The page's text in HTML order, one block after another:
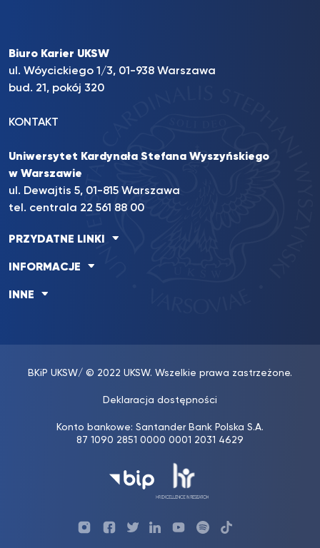
Biuro Karier UKSW
ul. Wóycickiego 1/3, 01-938 Warszawa
bud. 21, pokój 320
KONTAKT
Uniwersytet Kardynała Stefana Wyszyńskiego
w Warszawie
ul. Dewajtis 5, 01-815 Warszawa
tel. centrala 22 561 88 00
PRZYDATNE LINKI
INFORMACJE
INNE
BKiP UKSW/ © 2022 UKSW. Wszelkie prawa zastrzeżone.
Deklaracja dostępności
Konto bankowe: Santander Bank Polska S.A.
87 1090 2851 0000 0001 2031 4629
Profil ProfilProfilProfil UKSWProfilUKSW